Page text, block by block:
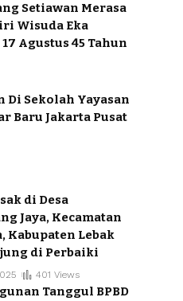
Setiawan Merasa
Wisuda Eka
Agustus 45 Tahun
Sekolah Yayasan
Baru Jakarta Pusat
di Desa
Jaya, Kecamatan
Kabupaten Lebak
di Perbaiki
401 Views
Tanggul BPBD